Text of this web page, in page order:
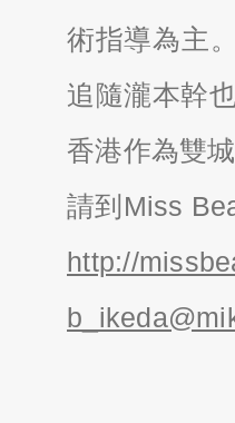
術指導為主
追隨瀧本幹
香港作為雙
請到Miss
http://